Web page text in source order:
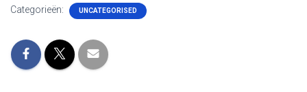
Categorieën: UNCATEGORISED